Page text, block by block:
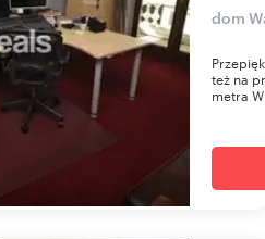
dom
też na
metra